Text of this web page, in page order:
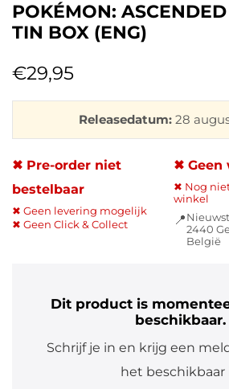
POKÉMON:
TIN BOX (ENG)
€29,95
Releasedatum:28
✖ Pre-order niet
bestelbaar
✖ Geen levering mogelijk
✖ Geen Click & Collect
✖ Geen
✖ Nog
winkel
📍
2440
België
Dit product is
beschikbaar.
Schrijf je in en krijg een
het beschikbaar